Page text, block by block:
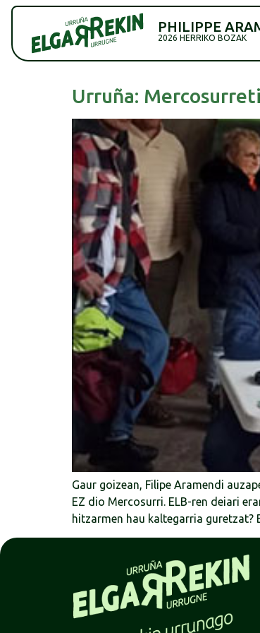
PHILIPPE
2026 HERRIKO BOZAK
Urruña:
Gaur goizean, Filipe Aramendi
EZ dio Mercosurri. ELB-ren deiari
hitzarmen hau kaltegarria